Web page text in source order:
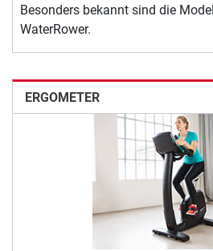
Besonders bekannt sind die
WaterRower.
ERGOMETER